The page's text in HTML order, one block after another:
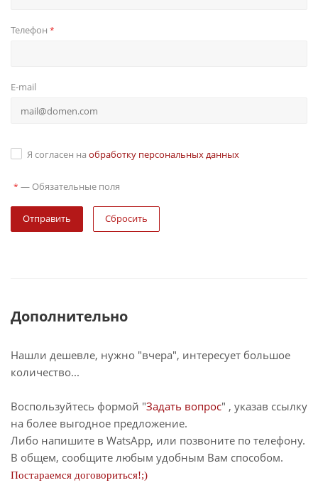
Телефон *
E-mail
Я согласен на обработку персональных данных
* — Обязательные поля
Сбросить
Дополнительно
Нашли дешевле, нужно "вчера", интересует большое
количество...
Воспользуйтесь формой "Задать вопрос" , указав ссылку
на более выгодное предложение.
Либо напишите в WatsApp, или позвоните по телефону.
В общем, сообщите любым удобным Вам способом.
Постараемся договориться!;)